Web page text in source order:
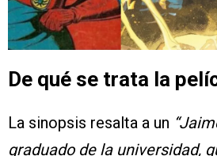
De qué se trata la
La sinopsis resalta a un
graduado de la universidad,